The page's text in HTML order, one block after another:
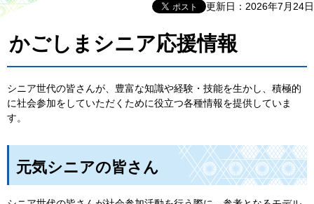
更新日：2026年7月24日
かごしまシニア応援情報
シニア世代の皆さんが、豊富な知識や経験・技能を生かし、積極的
に社会参加をしていただくために役立つ各種情報を提供していま
す。
元気シニアの皆さん